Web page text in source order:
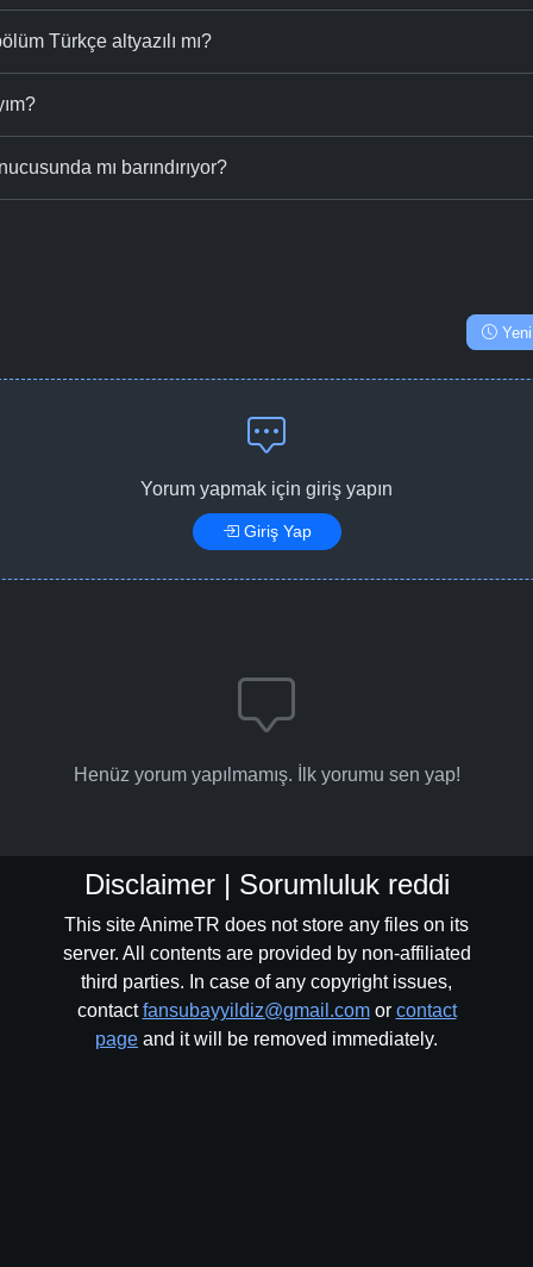
Türkçe altyazılı mı?
mı barındırıyor?
Yeni
Yorum yapmak için giriş yapın
Giriş Yap
Henüz yorum yapılmamış. İlk yorumu sen yap!
Disclaimer | Sorumluluk reddi
This site AnimeTR does not store any files on its
server. All contents are provided by non-affiliated
third parties. In case of any copyright issues,
contactfansubayyildiz@gmail.comor contact
page and it will be removed immediately.